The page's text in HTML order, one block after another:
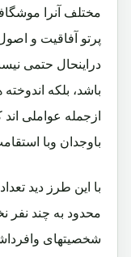
مختلف آنرا
پرتو آفاقیت و
دراینحال حتمی
باشد، بلکه
ازجمله عواملی
باوجدان وبا
با این طرز دید
محدود به چند نفر
شخصیتهای